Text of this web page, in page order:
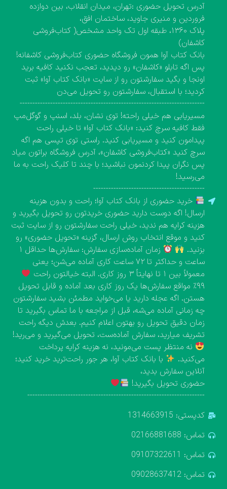
آدرس تحویل حضوری :تهران، میدان انقلاب، بین دوازده
فروردین و منیری جاوید، ساختمان افق،
پلاک ۱۳۶۰، طبقه اول تک واحد مشخص( کتاب‌فروشی
کاشفان)
بانک کتاب آوا همون فروشگاه حضوری کتاب‌فروشی کاشفانه!
پس اگه تابلو «کاشفان» رو دیدید، تعجب نکنید کافیه برید
اونجا و بگید سفارشتون رو از سایت «بانک کتاب آوا» ثبت
کردید؛ با استقبال، سفارشتون رو تحویل می‌دن
-------------------------------------------------------------------------
مسیریابی هم خیلی راحته! توی نشان، بلد، اسنپ و گوگل‌مپ
فقط کافیه سرچ کنید: «بانک کتاب آوا» تا خیلی راحت
پیدامون کنید و مسیریابی کنید. راستی توی تپسی هم اگه
سرچ کنید «کتاب‌فروشی کاشفان»، آدرس فروشگاه براتون میاد
پس نگران پیدا کردنمون نباشید؛ با چند تا کلیک راحت به ما
می‌رسید!
--------------------------------------------
خرید حضوری از بانک کتاب آوا؛ راحت و بدون هزینه
ارسال! اگه دوست دارید حضوری خریدتون رو تحویل بگیرید و
هزینه کرایه هم ندید، خیلی راحت سفارشتون رو از سایت ثبت
کنید و موقع انتخاب روش ارسال، گزینه «تحویل حضوری» رو
بزنید.
زمان آماده‌سازی سفارش: سفارش‌ها حداقل ۱
ساعت و حداکثر تا ۷۲ ساعت کاری آماده می‌شن؛ یعنی
معمولاً بین ۱ تا نهایتاً ۳ روز کاری. البته خیالتون راحت
۹۹٪ مواقع سفارش‌ها یک روز کاری بعد آماده و قابل تحویل
هستن. اگه عجله دارید یا می‌خواید مطمئن بشید سفارشتون
چه زمانی آماده می‌شه، قبل از مراجعه با ما تماس بگیرید تا
زمان دقیق تحویل رو بهتون اعلام کنیم. بعدش دیگه راحت
تشریف میارید، سفارش آماده‌ست، تحویل می‌گیرید و می‌رید!
نه منتظر پست می‌مونید، نه هزینه کرایه پرداخت
می‌کنید.
با بانک کتاب آوا، هر جور راحت‌ترید خرید کنید؛
آنلاین سفارش بدید،
حضوری تحویل بگیرید!
----------------------------------------------------------------------
کدپستی: 1314663915
تماس: 02166881688
تماس: 09107322611
تماس: 09028637412